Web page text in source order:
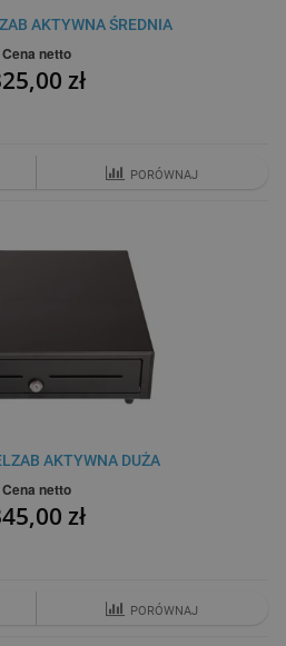
AKTYWNA ŚREDNIA
Cena netto
zł
PORÓWNAJ
AKTYWNA DUŻA
Cena netto
zł
PORÓWNAJ